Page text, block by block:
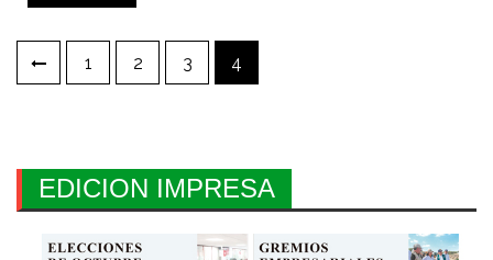
Paginación
de
1 2 3 4
EDICION IMPRESA